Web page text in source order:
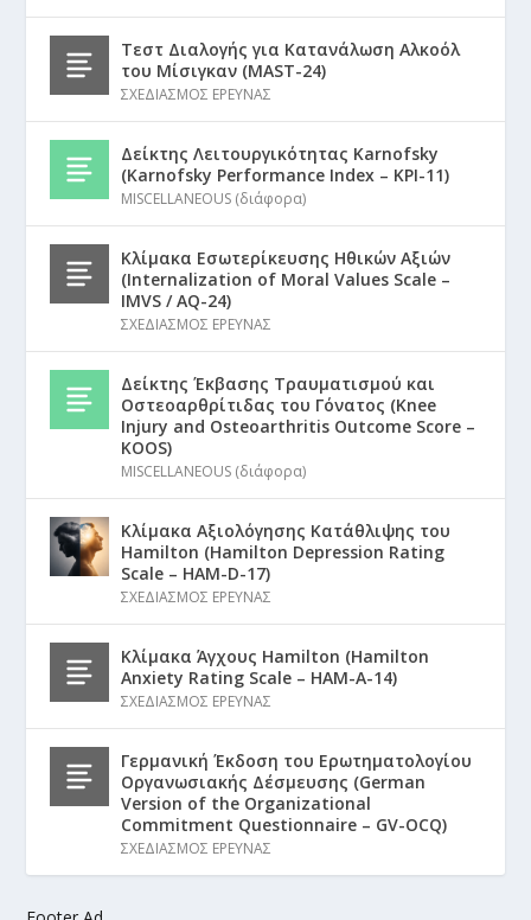
Τεστ Διαλογής για Κατανάλωση Αλκοόλ
του Μίσιγκαν (MAST-24)
ΣΧΕΔΙΑΣΜΟΣ ΕΡΕΥΝΑΣ
Δείκτης Λειτουργικότητας Karnofsky
(Karnofsky Performance Index – KPI-11)
MISCELLANEOUS (διάφορα)
Κλίμακα Εσωτερίκευσης Ηθικών Αξιών
(Internalization of Moral Values Scale –
IMVS / AQ-24)
ΣΧΕΔΙΑΣΜΟΣ ΕΡΕΥΝΑΣ
Δείκτης Έκβασης Τραυματισμού και
Οστεοαρθρίτιδας του Γόνατος (Knee
Injury and Osteoarthritis Outcome Score –
KOOS)
MISCELLANEOUS (διάφορα)
Κλίμακα Αξιολόγησης Κατάθλιψης του
Hamilton (Hamilton Depression Rating
Scale – HAM-D-17)
ΣΧΕΔΙΑΣΜΟΣ ΕΡΕΥΝΑΣ
Κλίμακα Άγχους Hamilton (Hamilton
Anxiety Rating Scale – HAM-A-14)
ΣΧΕΔΙΑΣΜΟΣ ΕΡΕΥΝΑΣ
Γερμανική Έκδοση του Ερωτηματολογίου
Οργανωσιακής Δέσμευσης (German
Version of the Organizational
Commitment Questionnaire – GV-OCQ)
ΣΧΕΔΙΑΣΜΟΣ ΕΡΕΥΝΑΣ